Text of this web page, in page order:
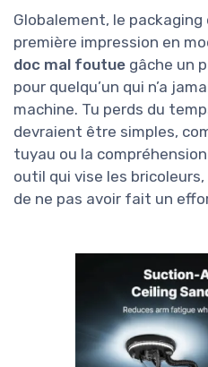
Globalement, le packaging
première impression en
doc mal foutue gâche un
pour quelqu’un qui n’a
machine. Tu perds du
devraient être simples,
tuyau ou la
outil qui vise les
de ne pas avoir fait un